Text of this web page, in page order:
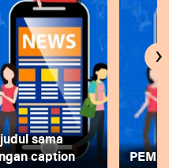
sama
caption
›